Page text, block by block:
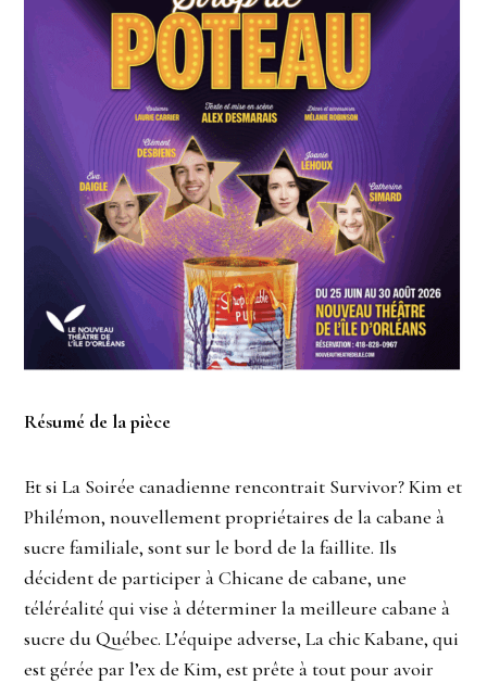
Résumé de la pièce
Et si La Soirée canadienne rencontrait Survivor? Kim et
Philémon, nouvellement propriétaires de la cabane à
sucre familiale, sont sur le bord de la faillite. Ils
décident de participer à Chicane de cabane, une
téléréalité qui vise à déterminer la meilleure cabane à
sucre du Québec. L’équipe adverse, La chic Kabane, qui
est gérée par l’ex de Kim, est prête à tout pour avoir